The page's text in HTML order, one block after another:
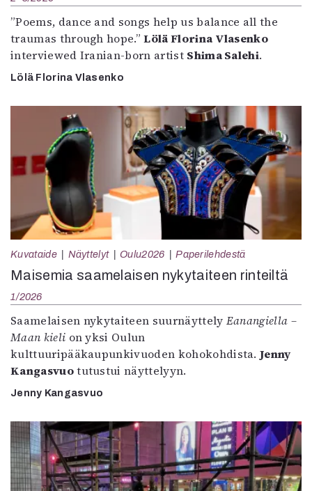
”Poems, dance and songs help us balance all the
traumas through hope.”Lölä Florina Vlasenko
interviewed Iranian-born artist Shima Salehi.
Lölä Florina Vlasenko
Kuvataide Näyttelyt Oulu2026 Paperilehdestä
Maisemia saamelaisen nykytaiteen rinteiltä
1/2026
Saamelaisen nykytaiteen suurnäyttely Eanangiella –
Maan kieli on yksi Oulun
kulttuuripääkaupunkivuoden kohokohdista.Jenny
Kangasvuotutustui näyttelyyn.
Jenny Kangasvuo